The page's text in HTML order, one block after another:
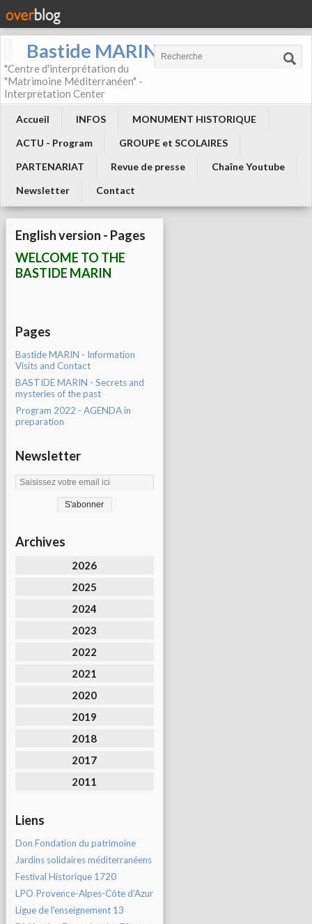
Bastide MARIN
"Centre d'interprétation du
"Matrimoine Méditerranéen" -
Interpretation Center
Accueil INFOS
MONUMENT HISTORIQUE
ACTU - Program
GROUPE et SCOLAIRES
PARTENARIAT
Revue de presse
Chaîne Youtube
Newsletter
Contact
English version - Pages
WELCOME TO THE
BASTIDE MARIN
Pages
Bastide MARIN - Information
Visits and Contact
BASTIDE MARIN - Secrets and
mysteries of the past
Program 2022 - AGENDA in
preparation
Newsletter
Archives
2026
2025
2024
2023
2022
2021
2020
2019
2018
2017
2011
Liens
Don Fondation du patrimoine
Jardins solidaires méditerranéens
Festival Historique 1720
LPO Provence-Alpes-Côte d'Azur
Ligue de l'enseignement 13